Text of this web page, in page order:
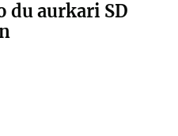
du aurkari SD